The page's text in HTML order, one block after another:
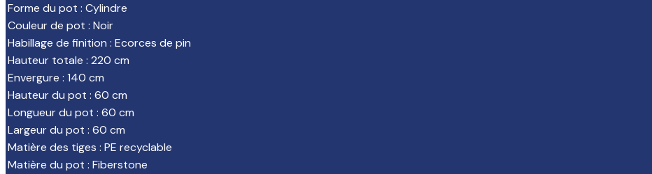
Forme du pot : Cylindre
Couleur de pot : Noir
Habillage de finition : Ecorces de pin
Hauteur totale : 220 cm
Envergure : 140 cm
Hauteur du pot : 60 cm
Longueur du pot : 60 cm
Largeur du pot : 60 cm
Matière des tiges : PE recyclable
Matière du pot : Fiberstone